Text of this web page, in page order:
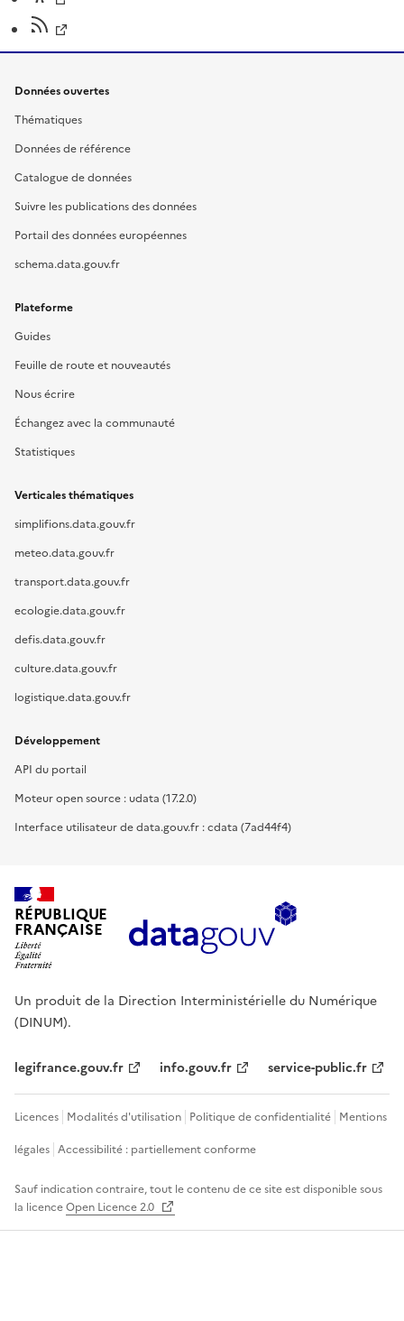
Données ouvertes
Thématiques
Données de référence
Catalogue de données
Suivre les publications des données
Portail des données européennes
schema.data.gouv.fr
Plateforme
Guides
Feuille de route et nouveautés
Nous écrire
Échangez avec la communauté
Statistiques
Verticales thématiques
simplifions.data.gouv.fr
meteo.data.gouv.fr
transport.data.gouv.fr
ecologie.data.gouv.fr
defis.data.gouv.fr
culture.data.gouv.fr
logistique.data.gouv.fr
Développement
API du portail
Moteur open source : udata (17.2.0)
Interface utilisateur de data.gouv.fr : cdata (7ad44f4)
RÉPUBLIQUE
FRANÇAISE
Un produit de la Direction Interministérielle du Numérique
(DINUM).
legifrance.gouv.fr info.gouv.fr service-public.fr
Licences Modalités d'utilisation Politique de confidentialité Mentions
légales Accessibilité : partiellement conforme
Sauf indication contraire, tout le contenu de ce site est disponible sous
la licenceOpen Licence 2.0